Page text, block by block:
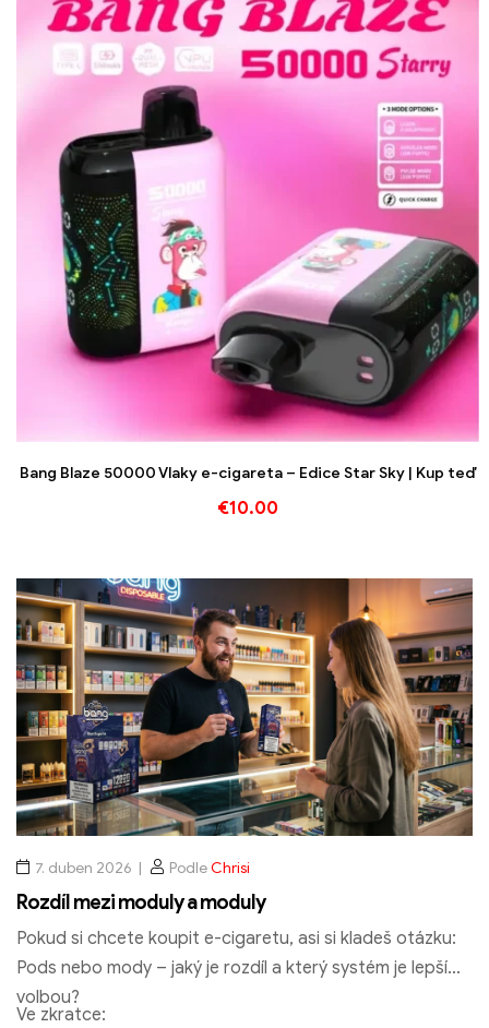
cigareta je lepší volbou.
Bang Blaze 50000 Vlaky e-cigareta – Edice Star Sky | Kup teď
€10.00
7. duben 2026 PodleChrisi
Rozdíl mezi moduly a moduly
Pokud si chcete koupit e-cigaretu, asi si kladeš otázku:
Pods nebo mody – jaký je rozdíl a který systém je lepší
volbou?
Ve zkratce: